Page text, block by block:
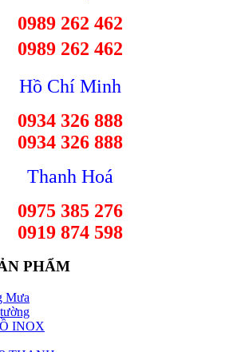
0989 262 462
0989 262 462
Hồ Chí Minh
0934 326 888
0934 326 888
Thanh Hoá
0975 385 276
0919 874 598
PHẨM
Mưa
INOX